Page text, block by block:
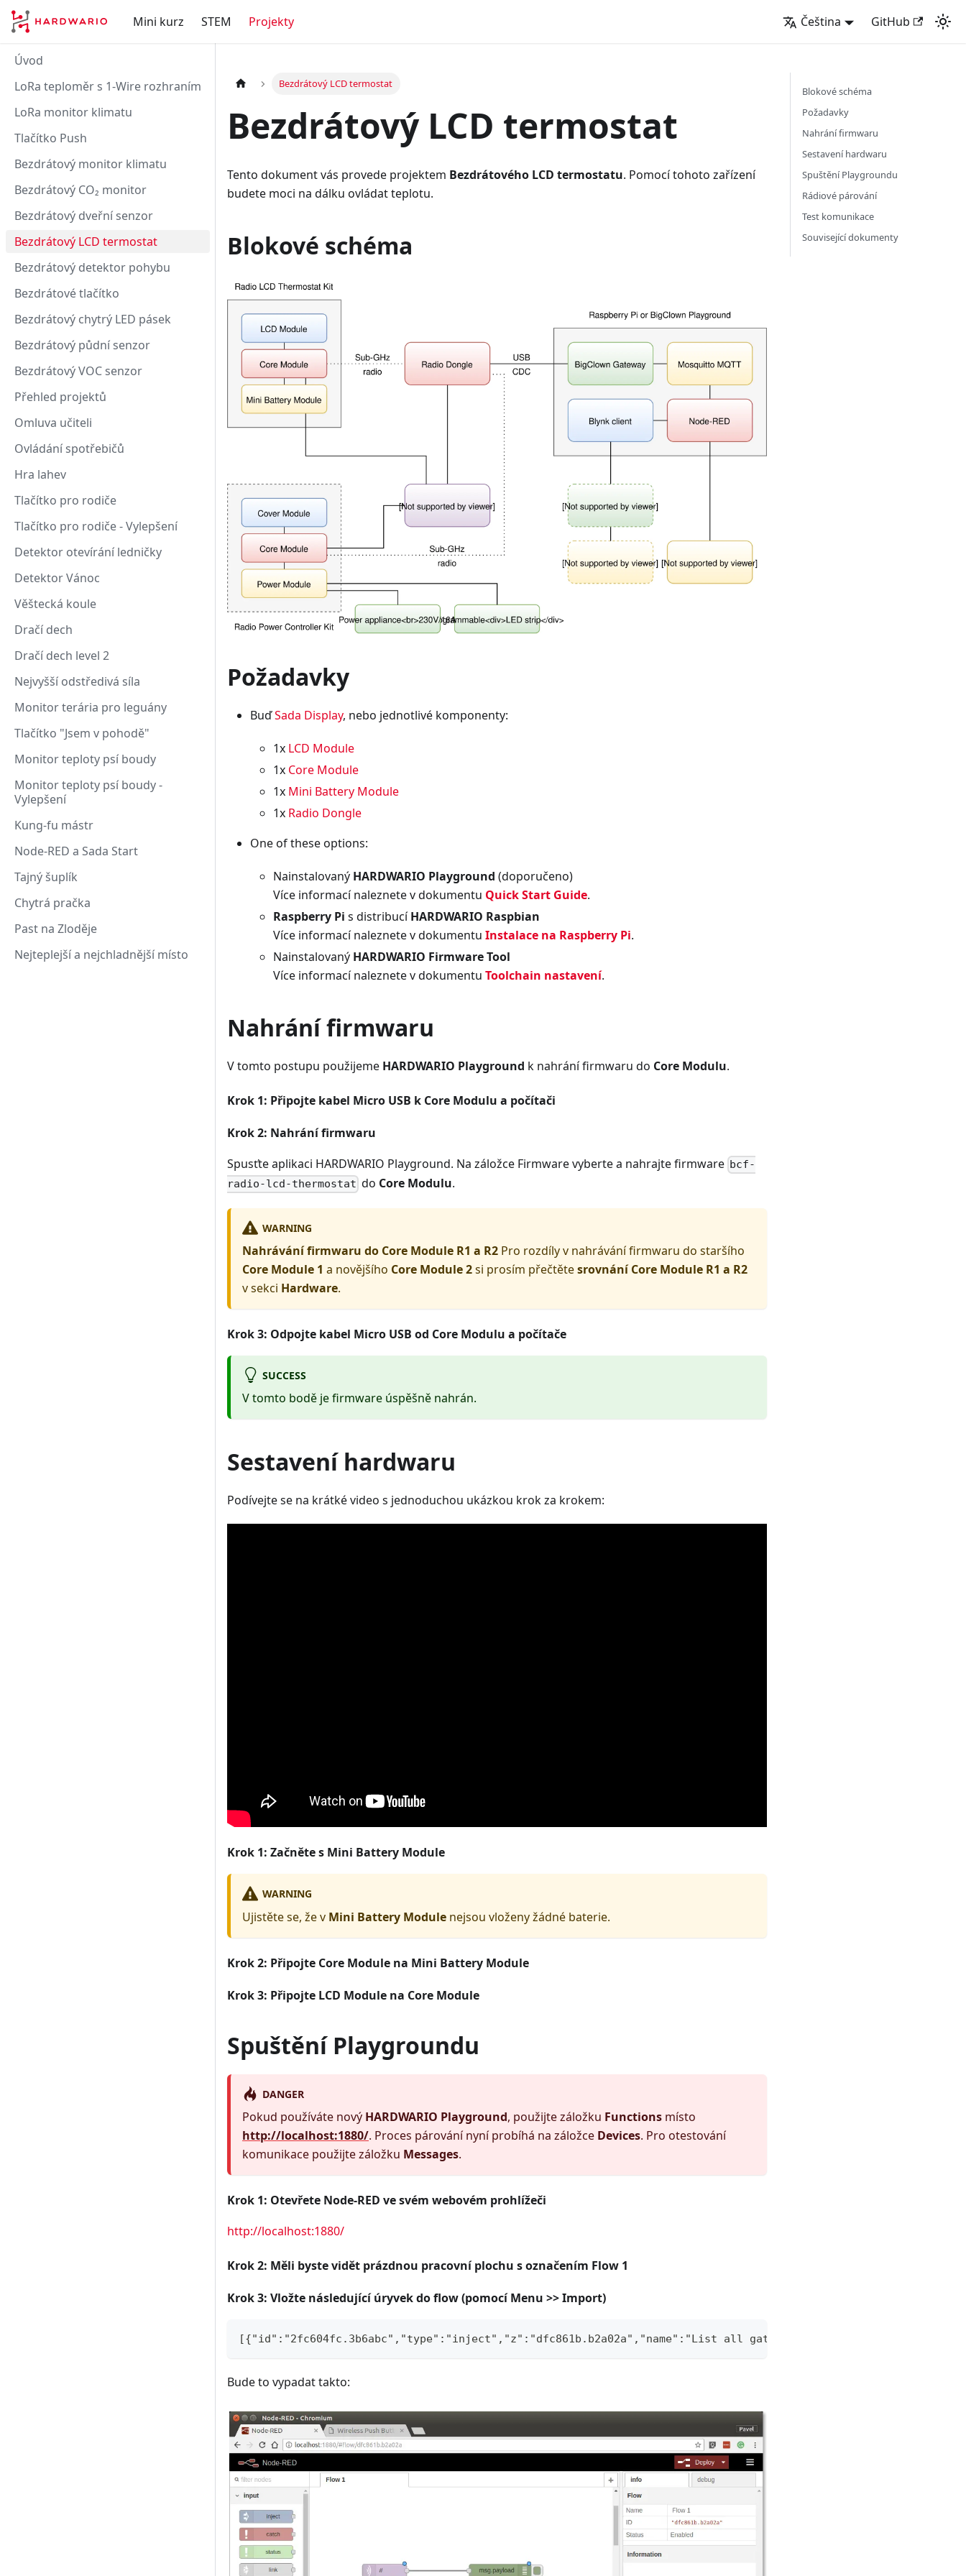
Mini kurz STEM Projekty Čeština GitHub
Úvod
LoRa teploměr s 1-Wire rozhraním
LoRa monitor klimatu
Tlačítko Push
Bezdrátový monitor klimatu
Bezdrátový CO₂ monitor
Bezdrátový dveřní senzor
Bezdrátový LCD termostat
Bezdrátový detektor pohybu
Bezdrátové tlačítko
Bezdrátový chytrý LED pásek
Bezdrátový půdní senzor
Bezdrátový VOC senzor
Přehled projektů
Omluva učiteli
Ovládání spotřebičů
Hra lahev
Tlačítko pro rodiče
Tlačítko pro rodiče - Vylepšení
Detektor otevírání ledničky
Detektor Vánoc
Věštecká koule
Dračí dech
Dračí dech level 2
Nejvyšší odstředivá síla
Monitor terária pro leguány
Tlačítko "Jsem v pohodě"
Monitor teploty psí boudy
Monitor teploty psí boudy -
Vylepšení
Kung-fu mástr
Node-RED a Sada Start
Tajný šuplík
Chytrá pračka
Past na Zloděje
Nejteplejší a nejchladnější místo
Bezdrátový LCD termostat
Bezdrátový LCD termostat
Tento dokument vás provede projektem Bezdrátového LCD termostatu. Pomocí tohoto zařízení
budete moci na dálku ovládat teplotu.
Blokové schéma
Požadavky
BuďSada Display, nebo jednotlivé komponenty:
1x LCD Module
1x Core Module
1x Mini Battery Module
1x Radio Dongle
One of these options:
Nainstalovaný HARDWARIO Playground (doporučeno)
Více informací naleznete v dokumentu Quick Start Guide.
Raspberry Pi s distribucíHARDWARIO Raspbian
Více informací naleznete v dokumentu Instalace na Raspberry Pi.
Nainstalovaný HARDWARIO Firmware Tool
Více informací naleznete v dokumentu Toolchain nastavení.
Nahrání firmwaru
V tomto postupu použijeme HARDWARIO Playground k nahrání firmwaru do Core Modulu.
Krok 1: Připojte kabel Micro USB k Core Modulu a počítači
Krok 2: Nahrání firmwaru
Spusťte aplikaci HARDWARIO Playground. Na záložce Firmware vyberte a nahrajte firmware bcf-
radio-lcd-thermostat do Core Modulu.
WARNING
Nahrávání firmwaru do Core Module R1 a R2 Pro rozdíly v nahrávání firmwaru do staršího
Core Module 1 a novějšího Core Module 2si prosím přečtětesrovnání Core Module R1 a R2
v sekci Hardware.
Krok 3: Odpojte kabel Micro USB od Core Modulu a počítače
SUCCESS
V tomto bodě je firmware úspěšně nahrán.
Sestavení hardwaru
Podívejte se na krátké video s jednoduchou ukázkou krok za krokem:
Krok 1: Začněte s Mini Battery Module
WARNING
Ujistěte se, že v Mini Battery Module nejsou vloženy žádné baterie.
Krok 2: Připojte Core Module na Mini Battery Module
Krok 3: Připojte LCD Module na Core Module
Spuštění Playgroundu
DANGER
Pokud používáte nový HARDWARIO Playground, použijte záložku Functions místo
http://localhost:1880/. Proces párování nyní probíhá na záložce Devices. Pro otestování
komunikace použijte záložku Messages.
Krok 1: Otevřete Node-RED ve svém webovém prohlížeči
http://localhost:1880/
Krok 2: Měli byste vidět prázdnou pracovní plochu s označením Flow 1
Krok 3: Vložte následující úryvek do flow (pomocí Menu >> Import)
[{"id":"2fc604fc.3b6abc","type":"inject","z":"dfc861b.b2a02a","name":"List all gateways","topic":"gateway/
Bude to vypadat takto:
Blokové schéma
Požadavky
Nahrání firmwaru
Sestavení hardwaru
Spuštění Playgroundu
Rádiové párování
Test komunikace
Související dokumenty